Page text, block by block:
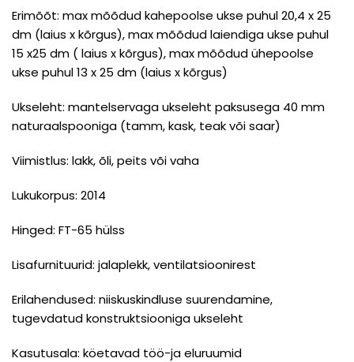
Erimõõt: max mõõdud kahepoolse ukse puhul 20,4 x 25
dm (laius x kõrgus), max mõõdud laiendiga ukse puhul
15 x25 dm ( laius x kõrgus), max mõõdud ühepoolse
ukse puhul 13 x 25 dm (laius x kõrgus)
Ukseleht: mantelservaga ukseleht paksusega 40 mm
naturaalspooniga (tamm, kask, teak või saar)
Viimistlus: lakk, õli, peits või vaha
Lukukorpus: 2014
Hinged: FT-65 hülss
Lisafurnituurid: jalaplekk, ventilatsioonirest
Erilahendused: niiskuskindluse suurendamine,
tugevdatud konstruktsiooniga ukseleht
Kasutusala: köetavad töö-ja eluruumid